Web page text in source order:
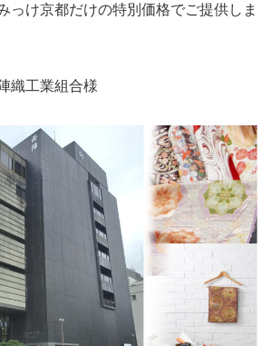
っけ京都だけの特別価格でご提供しま
織工業組合様